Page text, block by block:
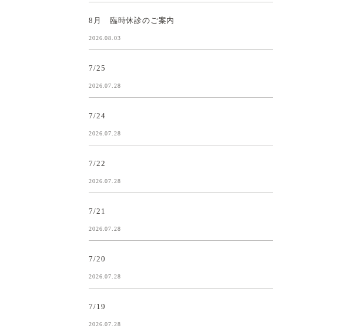
8月 臨時休診のご案内
2026.08.03
7/25
2026.07.28
7/24
2026.07.28
7/22
2026.07.28
7/21
2026.07.28
7/20
2026.07.28
7/19
2026.07.28